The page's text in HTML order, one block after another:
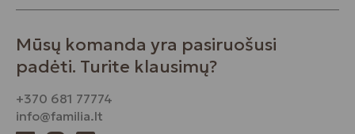
Mūsų komanda yra pasiruošusi
padėti. Turite klausimų?
+370 681 77774
info@familia.lt